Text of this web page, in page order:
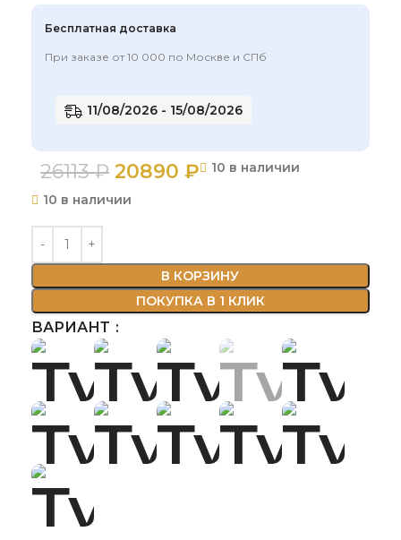
Бесплатная доставка
При заказе от 10 000 по Москве и СПб
11/08/2026 - 15/08/2026
26113₽ 20890 ₽
10 в наличии
10 в наличии
В КОРЗИНУ
ПОКУПКА В 1 КЛИК
ВАРИАНТ